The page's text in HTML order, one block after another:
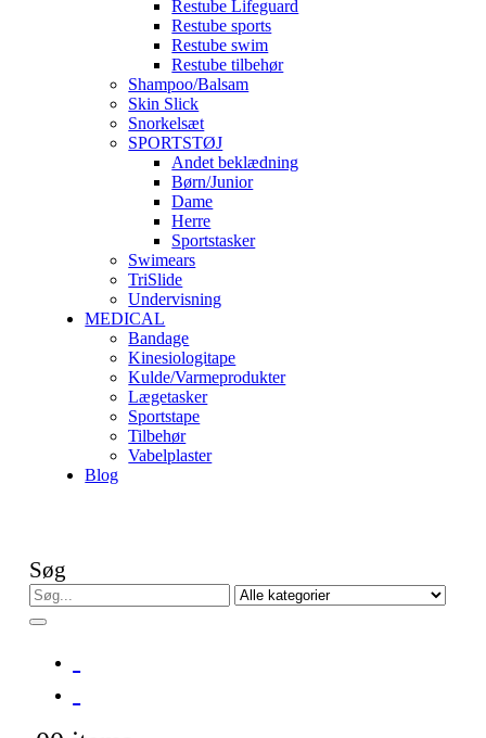
Restube Lifeguard
Restube sports
Restube swim
Restube tilbehør
Shampoo/Balsam
Skin Slick
Snorkelsæt
SPORTSTØJ
Andet beklædning
Børn/Junior
Dame
Herre
Sportstasker
Swimears
TriSlide
Undervisning
MEDICAL
Bandage
Kinesiologitape
Kulde/Varmeprodukter
Lægetasker
Sportstape
Tilbehør
Vabelplaster
Blog
Søg